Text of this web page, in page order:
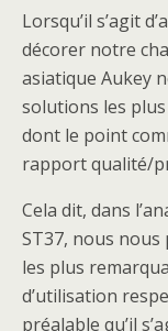
Lorsqu’il s’agit
décorer notre
asiatique Aukey
solutions les
dont le point
rapport qualité/
Cela dit, dans
ST37, nous
les plus
d’utilisation
préalable qu’il